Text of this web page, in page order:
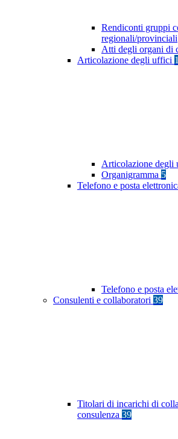
Rendiconti gruppi
regionali/provinciali
Atti degli organi di
Articolazione degli uffici
Articolazione degli
Organigramma 5
Telefono e posta
Telefono e posta
Consulenti e collaboratori 39
Titolari di incarichi di
consulenza 39